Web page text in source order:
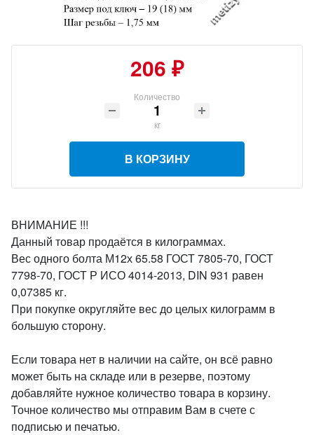
206 ₽
Количество
кг
В КОРЗИНУ
ВНИМАНИЕ !!!
Данный товар продаётся в килограммах.
Вес одного болта М12х 65.58 ГОСТ 7805-70, ГОСТ
7798-70, ГОСТ Р ИСО 4014-2013, DIN 931 равен
0,07385 кг.
При покупке округляйте вес до целых килограмм в
большую сторону.
Если товара нет в наличии на сайте, он всё равно
может быть на складе или в резерве, поэтому
добавляйте нужное количество товара в корзину.
Точное количество мы отправим Вам в счете с
подписью и печатью.